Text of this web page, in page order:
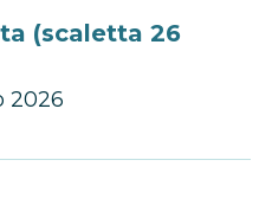
(scaletta 26
2026